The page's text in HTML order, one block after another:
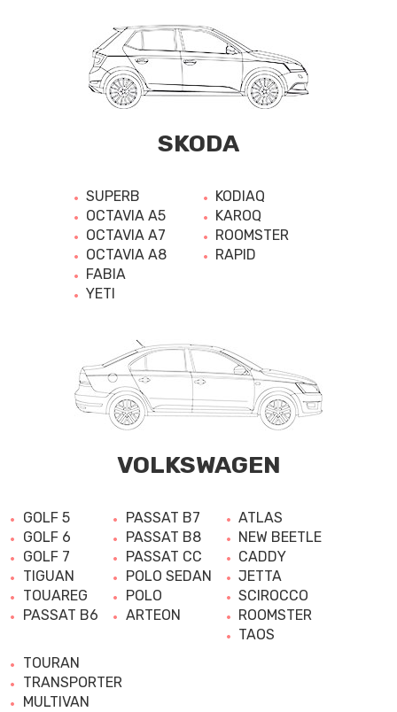
SKODA
SUPERB
OCTAVIA A5
OCTAVIA A7
OCTAVIA A8
FABIA
YETI
KODIAQ
KAROQ
ROOMSTER
RAPID
VOLKSWAGEN
GOLF 5
GOLF 6
GOLF 7
TIGUAN
TOUAREG
PASSAT B6
PASSAT B7
PASSAT B8
PASSAT CC
POLO SEDAN
POLO
ARTEON
ATLAS
NEW BEETLE
CADDY
JETTA
SCIROCCO
ROOMSTER
TAOS
TOURAN
TRANSPORTER
MULTIVAN